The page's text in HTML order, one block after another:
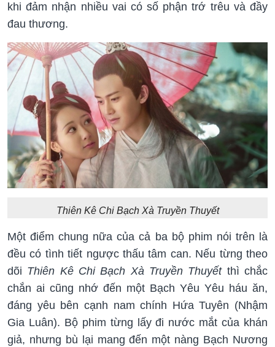
khi đảm nhận nhiều vai có số phận trớ trêu và đầy
đau thương.
Thiên Kê Chi Bạch Xà Truyền Thuyết
Một điểm chung nữa của cả ba bộ phim nói trên là
đều có tình tiết ngược thấu tâm can. Nếu từng theo
dõi Thiên Kê Chi Bạch Xà Truyền Thuyếtthì chắc
chắn ai cũng nhớ đến một Bạch Yêu Yêu háu ăn,
đáng yêu bên cạnh nam chính Hứa Tuyên (Nhậm
Gia Luân). Bộ phim từng lấy đi nước mắt của khán
giả, nhưng bù lại mang đến một nàng Bạch Nương